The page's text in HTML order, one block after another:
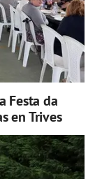
Festa da
en Trives